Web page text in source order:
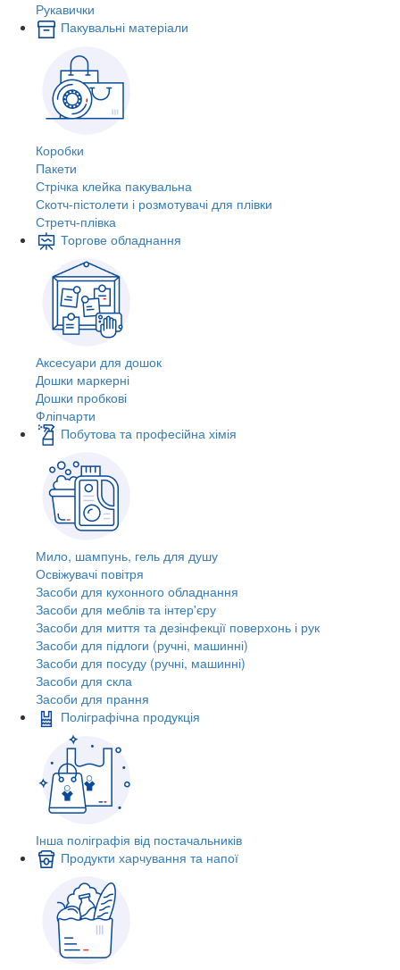
Рукавички
Пакувальні матеріали
Коробки
Пакети
Стрічка клейка пакувальна
Скотч-пістолети і розмотувачі для плівки
Стретч-плівка
Торгове обладнання
Аксесуари для дошок
Дошки маркерні
Дошки пробкові
Фліпчарти
Побутова та професійна хімія
Мило, шампунь, гель для душу
Освіжувачі повітря
Засоби для кухонного обладнання
Засоби для меблів та інтер'єру
Засоби для миття та дезінфекції поверхонь і рук
Засоби для підлоги (ручні, машинні)
Засоби для посуду (ручні, машинні)
Засоби для скла
Засоби для прання
Поліграфічна продукція
Інша поліграфія від постачальників
Продукти харчування та напої